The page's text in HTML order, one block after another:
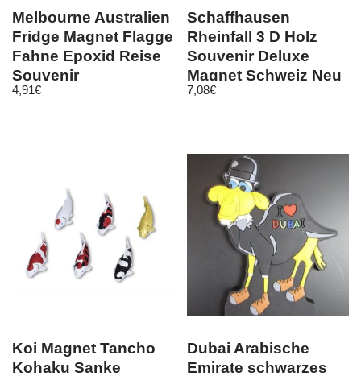
Melbourne Australien
Fridge Magnet Flagge
Fahne Epoxid Reise
Souvenir
4,91€
Schaffhausen
Rheinfall 3 D Holz
Souvenir Deluxe
Magnet Schweiz Neu
7,08€
Koi Magnet Tancho
Kohaku Sanke
Dubai Arabische
Emirate schwarzes